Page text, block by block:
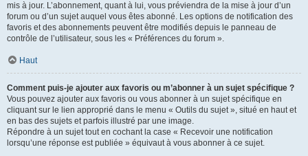
mis à jour. L’abonnement, quant à lui, vous préviendra de la mise à jour d’un
forum ou d’un sujet auquel vous êtes abonné. Les options de notification des
favoris et des abonnements peuvent être modifiés depuis le panneau de
contrôle de l’utilisateur, sous les « Préférences du forum ».
Haut
Comment puis-je ajouter aux favoris ou m’abonner à un sujet spécifique ?
Vous pouvez ajouter aux favoris ou vous abonner à un sujet spécifique en
cliquant sur le lien approprié dans le menu « Outils du sujet », situé en haut et
en bas des sujets et parfois illustré par une image.
Répondre à un sujet tout en cochant la case « Recevoir une notification
lorsqu’une réponse est publiée » équivaut à vous abonner à ce sujet.